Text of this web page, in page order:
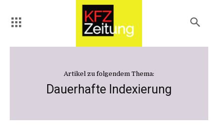
Artikel zu folgendem Thema:
Dauerhafte Indexierung